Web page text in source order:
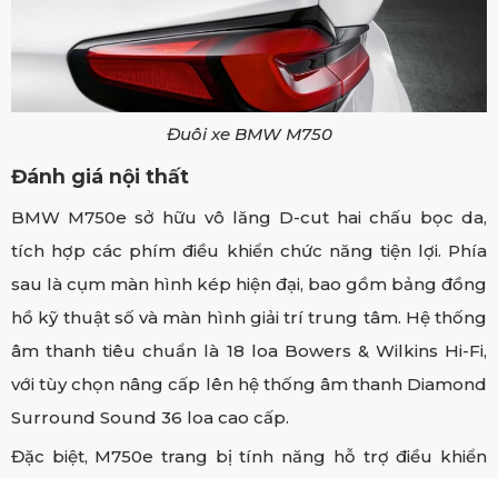
Đuôi xe BMW M750
Đánh giá nội thất
BMW M750e sở hữu vô lăng D-cut hai chấu bọc da,
tích hợp các phím điều khiển chức năng tiện lợi. Phía
sau là cụm màn hình kép hiện đại, bao gồm bảng đồng
hồ kỹ thuật số và màn hình giải trí trung tâm. Hệ thống
âm thanh tiêu chuẩn là 18 loa Bowers & Wilkins Hi-Fi,
với tùy chọn nâng cấp lên hệ thống âm thanh Diamond
Surround Sound 36 loa cao cấp.
Đặc biệt, M750e trang bị tính năng hỗ trợ điều khiển